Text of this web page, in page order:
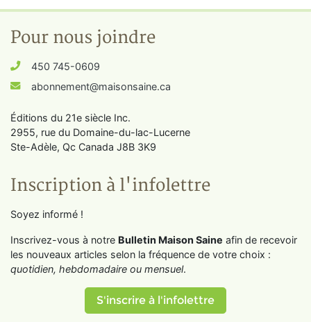
Pour nous joindre
450 745-0609
abonnement@maisonsaine.ca
Éditions du 21e siècle Inc.
2955, rue du Domaine-du-lac-Lucerne
Ste-Adèle, Qc Canada J8B 3K9
Inscription à l'infolettre
Soyez informé !
Inscrivez-vous à notre Bulletin Maison Saine afin de recevoir
les nouveaux articles selon la fréquence de votre choix :
quotidien, hebdomadaire ou mensuel.
S'inscrire à l'infolettre